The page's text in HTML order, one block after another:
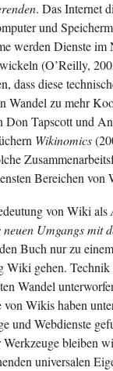
. Das Internet
und
werden Dienste im
(O’Reilly,
dass diese
Wandel zu mehr
Don Tapscott und
Wikinomics
Bereichen
von Wiki als
neuen Umgangs mit
Buch nur zu
Wiki gehen.
Wandel
von Wikis haben
und Webdienste
Werkzeuge bleiben
universalen